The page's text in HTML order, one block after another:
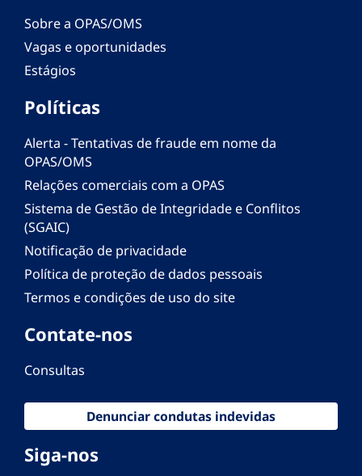
Sobre a OPAS/OMS
Vagas e oportunidades
Estágios
Políticas
Alerta - Tentativas de fraude em nome da
OPAS/OMS
Relações comerciais com a OPAS
Sistema de Gestão de Integridade e Conflitos
(SGAIC)
Notificação de privacidade
Política de proteção de dados pessoais
Termos e condições de uso do site
Contate-nos
Consultas
Denunciar condutas indevidas
Siga-nos